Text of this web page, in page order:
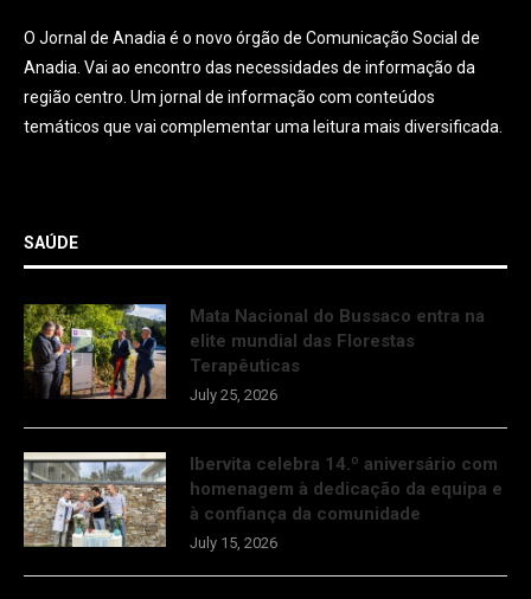
O Jornal de Anadia é o novo órgão de Comunicação Social de
Anadia. Vai ao encontro das necessidades de informação da
região centro. Um jornal de informação com conteúdos
temáticos que vai complementar uma leitura mais diversificada.
SAÚDE
Mata Nacional do Bussaco entra na
elite mundial das Florestas
Terapêuticas
July 25, 2026
Ibervita celebra 14.º aniversário com
homenagem à dedicação da equipa e
à confiança da comunidade
July 15, 2026